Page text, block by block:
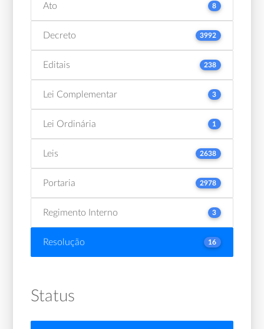
Ato 8
Decreto 3992
Editais 238
Lei Complementar 3
Lei Ordinária 1
Leis 2638
Portaria 2978
Regimento Interno 3
Resolução 16
Status